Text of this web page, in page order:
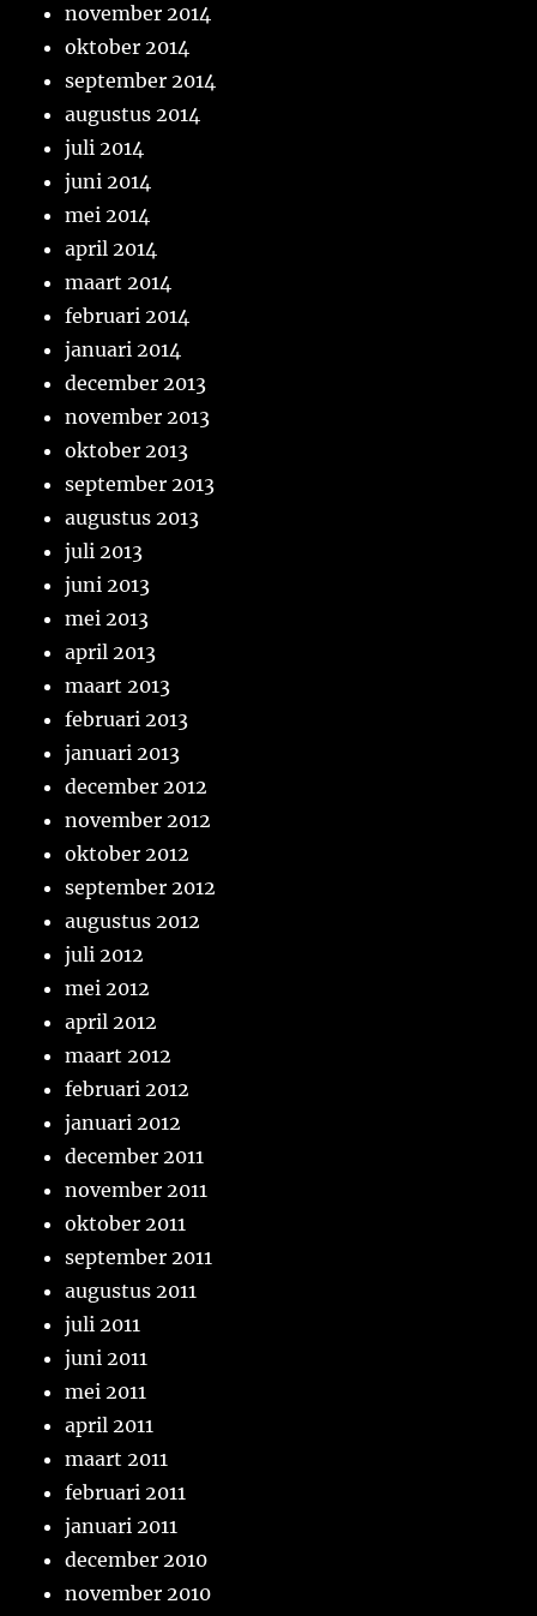
november 2014
oktober 2014
september 2014
augustus 2014
juli 2014
juni 2014
mei 2014
april 2014
maart 2014
februari 2014
januari 2014
december 2013
november 2013
oktober 2013
september 2013
augustus 2013
juli 2013
juni 2013
mei 2013
april 2013
maart 2013
februari 2013
januari 2013
december 2012
november 2012
oktober 2012
september 2012
augustus 2012
juli 2012
mei 2012
april 2012
maart 2012
februari 2012
januari 2012
december 2011
november 2011
oktober 2011
september 2011
augustus 2011
juli 2011
juni 2011
mei 2011
april 2011
maart 2011
februari 2011
januari 2011
december 2010
november 2010